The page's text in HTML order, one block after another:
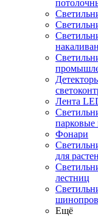
Лента
парковые
Фонари
для
лестниц
Ещё